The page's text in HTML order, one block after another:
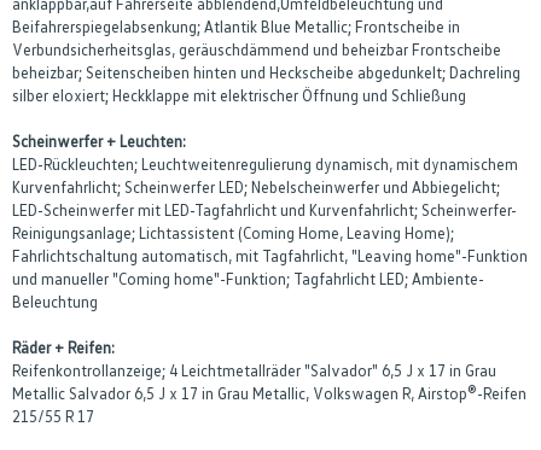
Beifahrerspiegelabsenkung; Atlantik Blue Metallic; Frontscheibe in
Verbundsicherheitsglas, geräuschdämmend und beheizbar Frontscheibe
beheizbar; Seitenscheiben hinten und Heckscheibe abgedunkelt; Dachreling
silber eloxiert; Heckklappe mit elektrischer Öffnung und Schließung
Scheinwerfer + Leuchten:
LED-Rückleuchten; Leuchtweitenregulierung dynamisch, mit dynamischem
Kurvenfahrlicht; Scheinwerfer LED; Nebelscheinwerfer und Abbiegelicht;
LED-Scheinwerfer mit LED-Tagfahrlicht und Kurvenfahrlicht; Scheinwerfer-
Reinigungsanlage; Lichtassistent (Coming Home, Leaving Home);
Fahrlichtschaltung automatisch, mit Tagfahrlicht, "Leaving home"-Funktion
und manueller "Coming home"-Funktion; Tagfahrlicht LED; Ambiente-
Beleuchtung
Räder + Reifen:
Reifenkontrollanzeige; 4 Leichtmetallräder "Salvador" 6,5 J x 17 in Grau
Metallic Salvador 6,5 J x 17 in Grau Metallic, Volkswagen R, Airstop®-Reifen
215/55 R 17